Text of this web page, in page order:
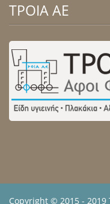
ΤΡΟΙΑ ΑΕ
Copyright © 2015 -